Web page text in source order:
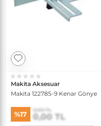
Makita Aksesuar
Makita 122785-9 Kenar Gönye
%17 0,00 TL
0,00 TL